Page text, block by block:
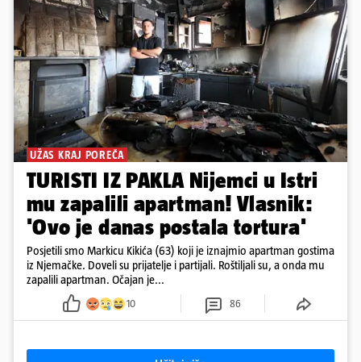
UŽAS KRAJ POREČA
TURISTI IZ PAKLA Nijemci u Istri
mu zapalili apartman! Vlasnik:
'Ovo je danas postala tortura'
Posjetili smo Markicu Kikića (63) koji je iznajmio apartman gostima
iz Njemačke. Doveli su prijatelje i partijali. Roštiljali su, a onda mu
zapalili apartman. Očajan je...
10 86